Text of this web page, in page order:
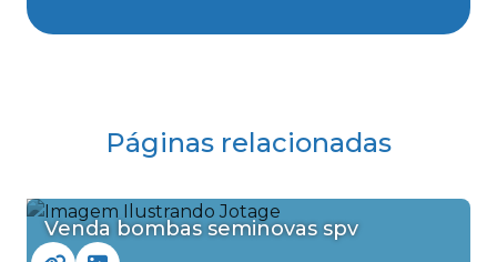
Páginas relacionadas
Venda bombas seminovas spv